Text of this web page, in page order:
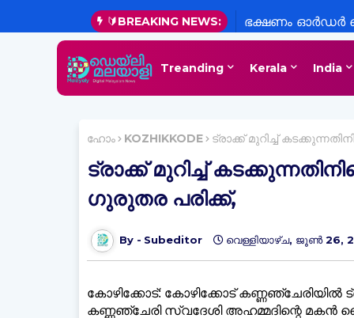
🔰BREAKING NEWS:
ഭക്ഷണം ഓർഡർ
ചെയ്യാം;യാത്ര
Treanding Kerala India
ഹോം KOZHIKKODE ട്രാക്ക് മുറിച്ച്‌
ട്രാക്ക് മുറിച്ച്‌
ഗുരുതര പരിക്ക്,
Subeditor വെള്ളിയാഴ്‌ച, ജൂൺ 26,
കോഴിക്കോട്: കോഴിക്കോട് കണ്ണഞ്ചേരിയില്‍
കണ്ണഞ്ചേരി സ്വദേശി അഹമ്മദിന്റെ മകൻ